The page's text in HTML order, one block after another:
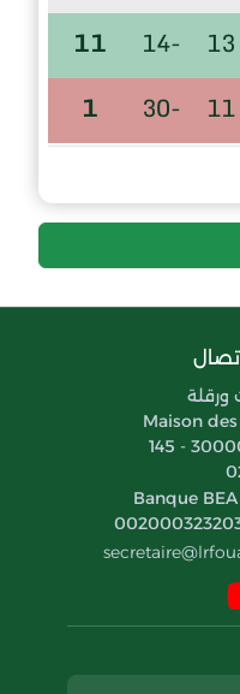
13
-14
11
11
-30
1
ورقلة
Maison
145 -
Banque